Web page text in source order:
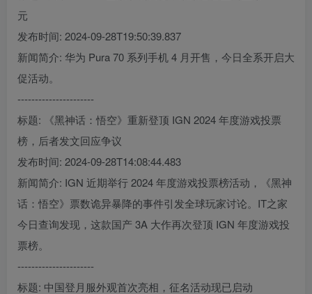
元
发布时间: 2024-09-28T19:50:39.837
新闻简介: 华为 Pura 70 系列手机 4 月开售，今日全系开启大
促活动。
----------------------
标题: 《黑神话：悟空》重新登顶 IGN 2024 年度游戏投票
榜，后者发文回应争议
发布时间: 2024-09-28T14:08:44.483
新闻简介: IGN 近期举行 2024 年度游戏投票榜活动，《黑神
话：悟空》票数诡异暴降的事件引发全球玩家讨论。IT之家
今日查询发现，这款国产 3A 大作再次登顶 IGN 年度游戏投
票榜。
----------------------
标题: 中国登月服外观首次亮相，征名活动现已启动